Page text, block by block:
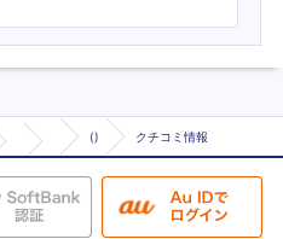
() クチコミ情報